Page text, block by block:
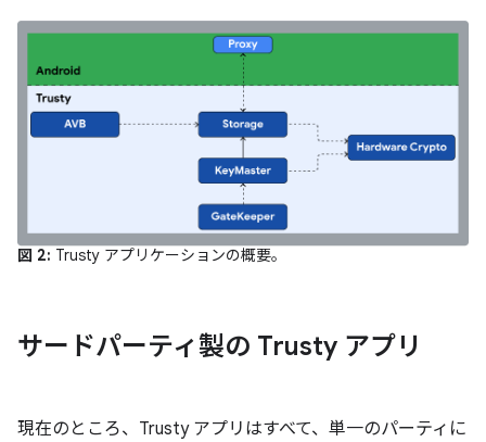
図 2: Trusty アプリケーションの概要。
サードパーティ製の Trusty アプリ
現在のところ、Trusty アプリはすべて、単一のパーティに